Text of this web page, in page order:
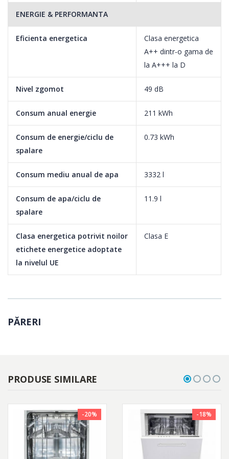
Acest program curata si reda stralucirea vaselor in doar 90 de
Quick&Shine
Acest program curata si reda stralucirea vaselor utilizate zilnic,
Cos tacamuri flexibil
Flexibilitatea imbunatatita a masinii de spalat vase permite
incarcarea rapida a cosului pentru tacamuri si mutarea acestuia
pe lateral. Spatiul este folosit la capacitate maxima.
inchidere prin glisare si iti permite o utilizare facila. Astfel,
Un program care are grija atat de vasele tale cat si de mediul
inconjurator. Este programul ideal de spalare a vaselor cu un
consum energetic scazut.
ENERGIE & PERFORMANTA
Eficienta energetica
Clasa energetica
A++ dintr-o gama de
la A+++ la D
Nivel zgomot 49 dB
Consum anual energie 211 kWh
Consum de energie/ciclu de
spalare
0.73 kWh
Consum mediu anual de apa 3332 l
Consum de apa/ciclu de
spalare
11.9 l
Clasa energetica potrivit noilor
etichete energetice adoptate
la nivelul UE
Clasa E
PĂRERI
PRODUSE SIMILARE
-20% -18%